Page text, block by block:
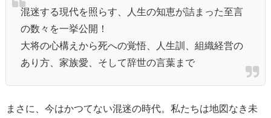
混迷する現代を照らす、人生の知恵が詰まった至言
の数々を一挙公開！
大将の心構えから死への覚悟、人生訓、組織経営の
あり方、家族愛、そして辞世の言葉まで
まさに、今はかつてない混迷の時代。私たちは地図なき未